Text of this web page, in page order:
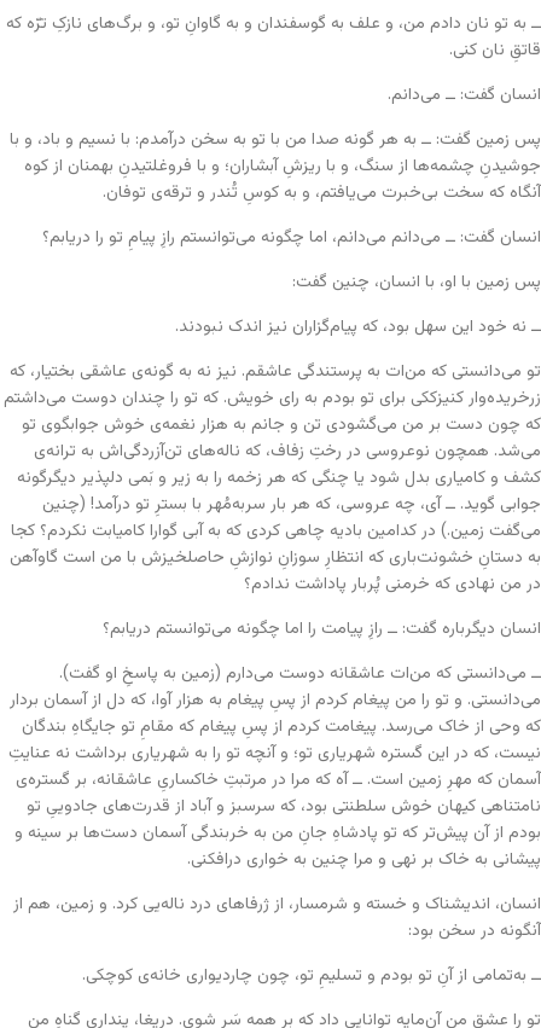
ــ به تو نان دادم من، و علف به گوسفندان و به گاوانِ تو، و برگ‌های نازکِ ترّه که
قاتقِ نان کنی.
انسان گفت: ــ می‌دانم.
پس زمین گفت: ــ به هر گونه صدا من با تو به سخن درآمدم: با نسیم و باد، و با
جوشیدنِ چشمه‌ها از سنگ، و با ریزشِ آبشاران؛ و با فروغلتیدنِ بهمنان از کوه
آنگاه که سخت بی‌خبرت می‌یافتم، و به کوسِ تُندر و ترقه‌ی توفان.
انسان گفت: ــ می‌دانم می‌دانم، اما چگونه می‌توانستم رازِ پیامِ تو را دریابم؟
پس زمین با او، با انسان، چنین گفت:
ــ نه خود این سهل بود، که پیام‌گزاران نیز اندک نبودند.
تو می‌دانستی که من‌ات به پرستندگی عاشقم. نیز نه به گونه‌ی عاشقی بختیار، که
زرخریده‌وار کنیزککی برای تو بودم به رای خویش. که تو را چندان دوست می‌داشتم
که چون دست بر من می‌گشودی تن و جانم به هزار نغمه‌ی خوش جوابگوی تو
می‌شد. همچون نوعروسی در رختِ زفاف، که ناله‌های تن‌آزردگی‌اش به ترانه‌ی
کشف و کامیاری بدل شود یا چنگی که هر زخمه را به زیر و بَمی دلپذیر دیگرگونه
جوابی گوید. ــ آی، چه عروسی، که هر بار سربه‌مُهر با بسترِ تو درآمد! (چنین
می‌گفت زمین.) در کدامین بادیه چاهی کردی که به آبی گوارا کامیابت نکردم؟ کجا
به دستانِ خشونت‌باری که انتظارِ سوزانِ نوازشِ حاصلخیزش با من است گاوآهن
در من نهادی که خرمنی پُربار پاداشت ندادم؟
انسان دیگرباره گفت: ــ رازِ پیامت را اما چگونه می‌توانستم دریابم؟
ــ می‌دانستی که من‌ات عاشقانه دوست می‌دارم (زمین به پاسخِ او گفت).
می‌دانستی. و تو را من پیغام کردم از پسِ پیغام به هزار آوا، که دل از آسمان بردار
که وحی از خاک می‌رسد. پیغامت کردم از پسِ پیغام که مقامِ تو جایگاهِ بندگان
نیست، که در این گستره شهریاری تو؛ و آنچه تو را به شهریاری برداشت نه عنایتِ
آسمان که مهرِ زمین است. ــ آه که مرا در مرتبتِ خاکساریِ عاشقانه، بر گستره‌ی
نامتناهی‌ کیهان خوش سلطنتی بود، که سرسبز و آباد از قدرت‌های جادویی‌ِ تو
بودم از آن پیش‌تر که تو پادشاهِ جانِ من به خربندگی آسمان دست‌ها بر سینه و
پیشانی به خاک بر نهی و مرا چنین به خواری درافکنی.
انسان، اندیشناک و خسته و شرمسار، از ژرفاهای درد ناله‌یی کرد. و زمین، هم از
آنگونه در سخن بود:
ــ به‌تمامی از آنِ تو بودم و تسلیمِ تو، چون چاردیواری‌ خانه‌ی کوچکی.
تو را عشقِ من آن‌مایه توانایی داد که بر همه سَر شوی. دریغا، پنداری گناهِ من